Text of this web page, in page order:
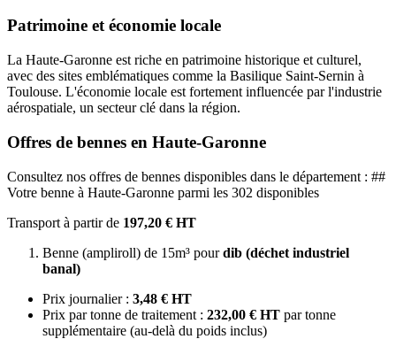
Patrimoine et économie locale
La Haute-Garonne est riche en patrimoine historique et culturel,
avec des sites emblématiques comme la Basilique Saint-Sernin à
Toulouse. L'économie locale est fortement influencée par l'industrie
aérospatiale, un secteur clé dans la région.
Offres de bennes en Haute-Garonne
Consultez nos offres de bennes disponibles dans le département : ##
Votre benne à Haute-Garonne parmi les 302 disponibles
Transport à partir de 197,20 € HT
Benne (ampliroll) de 15m³ pourdib (déchet industriel
banal)
Prix journalier : 3,48 € HT
Prix par tonne de traitement : 232,00 € HT par tonne
supplémentaire (au-delà du poids inclus)